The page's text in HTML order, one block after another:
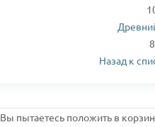
Назад к
Вы пытаетесь положить в